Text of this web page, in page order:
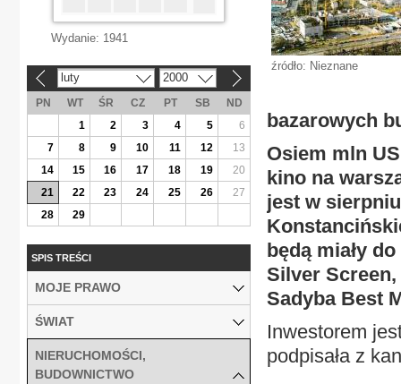
źródło: Nieznane
bazarowych
Osiem mln
kino na
jest w
będą miały
Silver
Sadyba Best
Inwestorem
podpisała z
Wydanie: 1941
luty 2000
PN WT ŚR CZ PT SB
ND
1
2 3 4 5
6
7
8 9 10 11 12
13
14
15 16 17 18 19
20
21
22 23 24 25 26
27
28
29
SPIS TREŚCI
MOJE PRAWO
ŚWIAT
NIERUCHOMOŚCI,
BUDOWNICTWO